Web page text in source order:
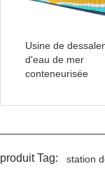
Usine de
d'eau de mer
conteneurisée
produit Tag:
station